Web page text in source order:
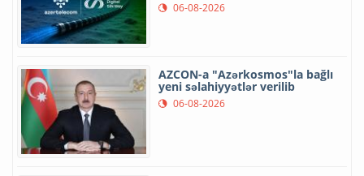
06-08-2026
AZCON-a "Azərkosmos"la bağlı
yeni səlahiyyətlər verilib
06-08-2026